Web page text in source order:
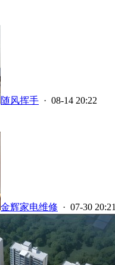
随风挥手 · 08-14 20:22
金辉家电维修 · 07-30 20:21